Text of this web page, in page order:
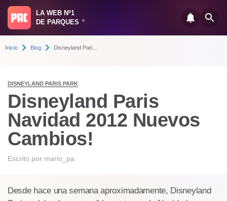
LA WEB Nº1
DE PARQUES
®
Inicio Blog Disneyland Pari...
DISNEYLAND PARIS PARK
Disneyland Paris
Navidad 2012 Nuevos
Cambios!
Escrito por mario_pa
Desde hace una semana aproximadamente, Disneyland